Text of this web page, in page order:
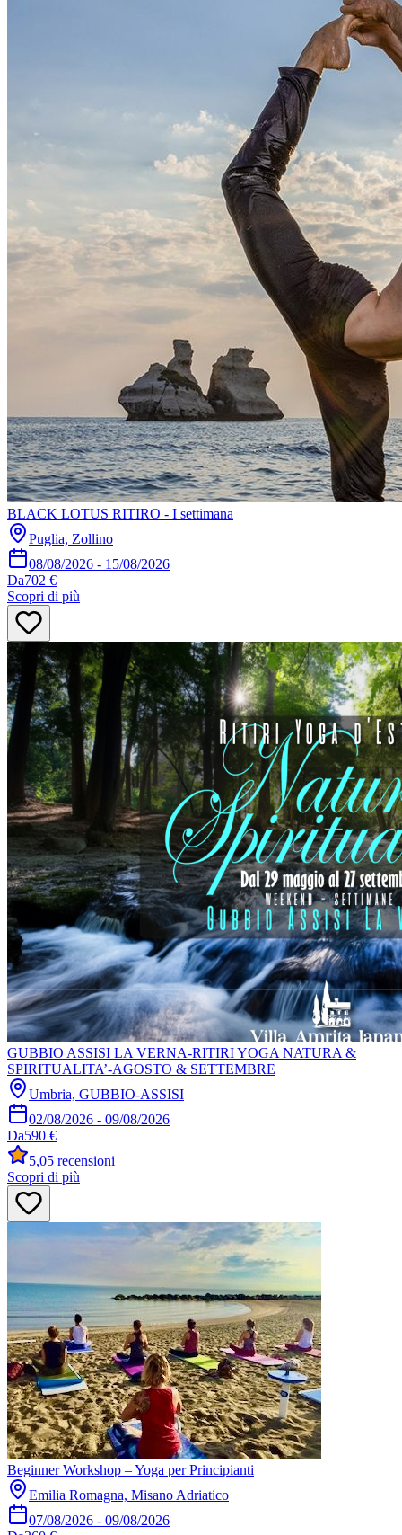
BLACK LOTUS RITIRO - I settimana
Puglia, Zollino
08/08/2026 - 15/08/2026
Da702 €
Scopri di più
GUBBIO ASSISI LA VERNA-RITIRI YOGA NATURA &
SPIRITUALITA’-AGOSTO & SETTEMBRE
Umbria, GUBBIO-ASSISI
02/08/2026 - 09/08/2026
Da590 €
5,05 recensioni
Scopri di più
Beginner Workshop – Yoga per Principianti
Emilia Romagna, Misano Adriatico
07/08/2026 - 09/08/2026